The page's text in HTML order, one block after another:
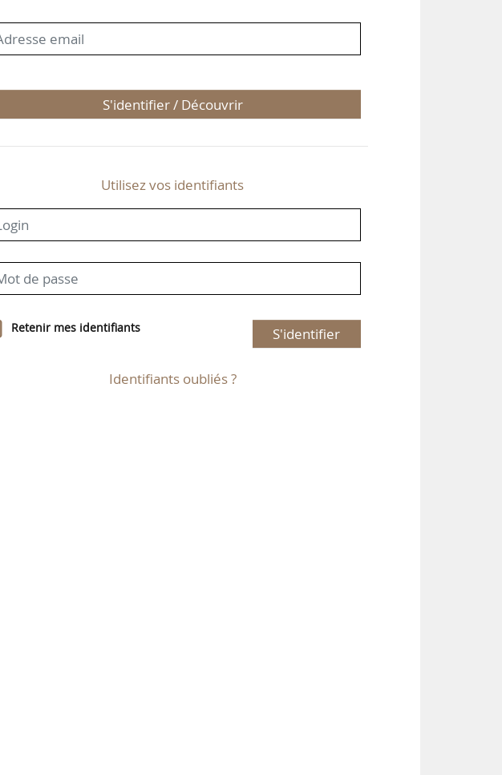
S'identifier / Découvrir
Utilisez vos identifiants
Retenir mes identifiants S'identifier
Identifiants oubliés ?